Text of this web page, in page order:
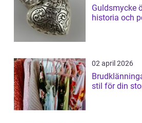
Guldsmycke
historia och
02 april 2026
Brudklänningar så väljer
stil för din